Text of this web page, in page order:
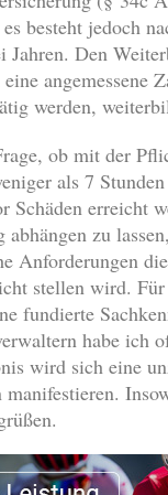
besteht jedoch
Jahren. Den
angemessene
werden,
ob mit der
als 7
Schäden erreicht
abhängen zu
Anforderungen
stellen wird.
fundierte
habe ich
wird sich eine